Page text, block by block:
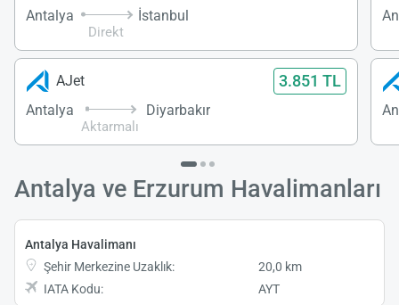
Antalya
Direkt
İstanbul
AJet 3.851 TL
Antalya
Aktarmalı
Diyarbakır
Antalya ve Erzurum Havalimanları
Antalya Havalimanı
Şehir Merkezine Uzaklık:
20,0 km
IATA Kodu:
AYT